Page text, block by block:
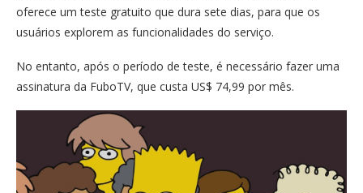
oferece um teste gratuito que dura sete dias, para que os
usuários explorem as funcionalidades do serviço.
No entanto, após o período de teste, é necessário fazer uma
assinatura da FuboTV, que custa US$ 74,99 por mês.